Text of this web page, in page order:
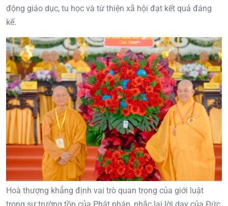
động giáo dục, tu học và từ thiện xã hội đạt kết quả đáng
kể.
Hoà thượng khẳng định vai trò quan trọng của giới luật